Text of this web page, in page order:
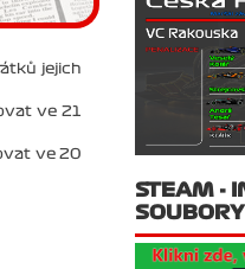
jejich
ve 21
ve 20
STEAM -
SOUBORY